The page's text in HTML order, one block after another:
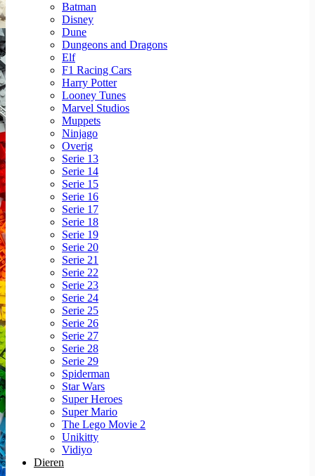
Batman
Disney
Dune
Dungeons and Dragons
Elf
F1 Racing Cars
Harry Potter
Looney Tunes
Marvel Studios
Muppets
Ninjago
Overig
Serie 13
Serie 14
Serie 15
Serie 16
Serie 17
Serie 18
Serie 19
Serie 20
Serie 21
Serie 22
Serie 23
Serie 24
Serie 25
Serie 26
Serie 27
Serie 28
Serie 29
Spiderman
Star Wars
Super Heroes
Super Mario
The Lego Movie 2
Unikitty
Vidiyo
Dieren